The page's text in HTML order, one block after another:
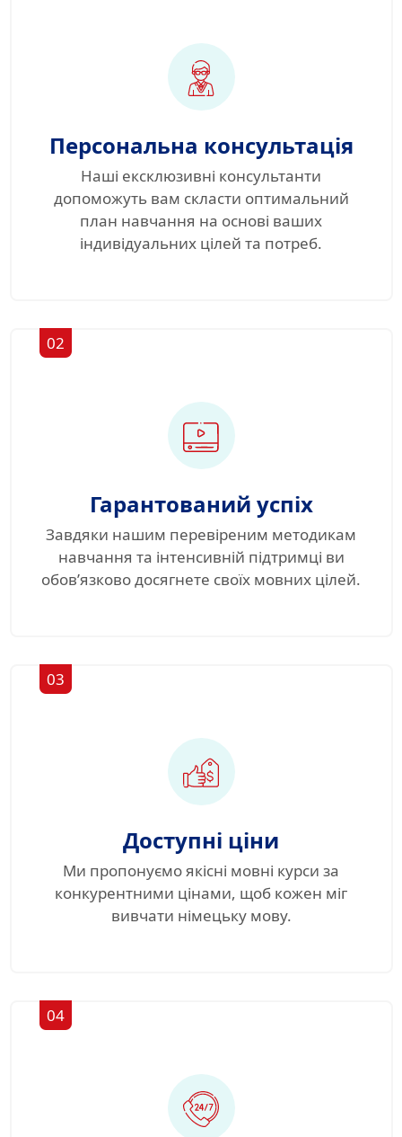
Персональна консультація
Наші ексклюзивні консультанти
допоможуть вам скласти оптимальний
план навчання на основі ваших
індивідуальних цілей та потреб.
Гарантований успіх
Завдяки нашим перевіреним методикам
навчання та інтенсивній підтримці ви
обов’язково досягнете своїх мовних цілей.
02
Доступні ціни
Ми пропонуємо якісні мовні курси за
конкурентними цінами, щоб кожен міг
вивчати німецьку мову.
03
04